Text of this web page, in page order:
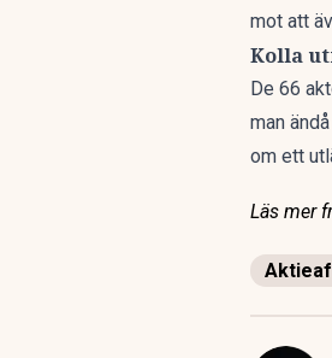
mot att
Kolla
De 66
man
om ett
Läs mer